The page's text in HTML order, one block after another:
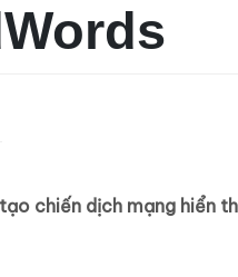
chiến dịch mạng hiển